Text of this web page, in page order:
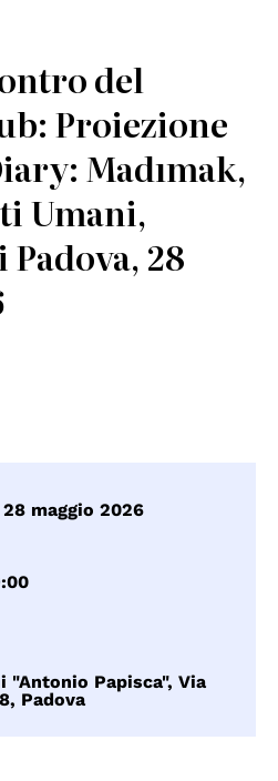
del
Proiezione
Madımak,
Umani,
28
28 maggio 2026
Papisca", Via
Padova